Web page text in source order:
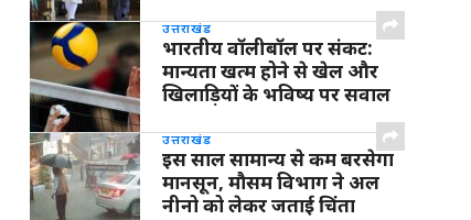
उत्तराखंड
भारतीय वॉलीबॉल पर संकट:
मान्यता खत्म होने से खेल और
खिलाड़ियों के भविष्य पर सवाल
उत्तराखंड
इस साल सामान्य से कम बरसेगा
मानसून, मौसम विभाग ने अल
नीनो को लेकर जताई चिंता